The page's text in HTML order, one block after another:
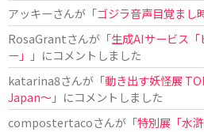
アッキーさんが「ゴジラ音声目覚まし
RosaGrantさんが「生成AIサービス
ー」
」にコメントしました
katarina8さんが「動き出す妖怪展
Japan〜」にコメントしました
compostertacoさんが「特別展「水滸